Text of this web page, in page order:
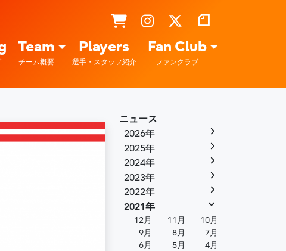
Team
チーム概要
Players
選手・スタッフ紹介
Fan Club
ファンクラブ
ニュース
2026年
2025年
2024年
2023年
2022年
2021年
12月 11月
10月
9月
8月
7月
6月
5月
4月